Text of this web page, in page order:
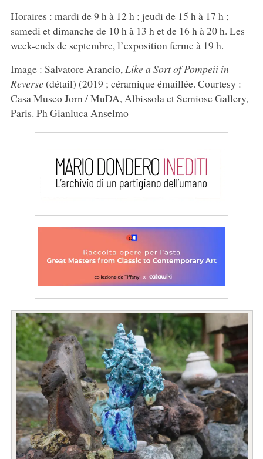
Horaires : mardi de 9 h à 12 h ; jeudi de 15 h à 17 h ;
samedi et dimanche de 10 h à 13 h et de 16 h à 20 h. Les
week-ends de septembre, l’exposition ferme à 19 h.
Image : Salvatore Arancio, Like a Sort of Pompeii in
Reverse(détail) (2019 ; céramique émaillée. Courtesy :
Casa Museo Jorn / MuDA, Albissola et Semiose Gallery,
Paris. Ph Gianluca Anselmo